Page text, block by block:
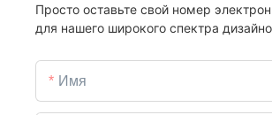
Просто оставьте свой номер
для нашего широкого спектра
Имя